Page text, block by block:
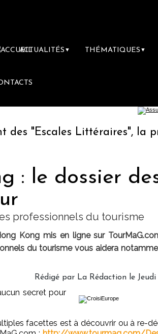
ACTUALITÉS ▼ THÉMATIQUES ▼
"Escales Littéraires", la
: le dossier
professionnels du tourisme
Kong mis en ligne sur
du tourisme vous aidera
Rédigé par La Rédaction le
secret pour
facettes est à découvrir ou à re-